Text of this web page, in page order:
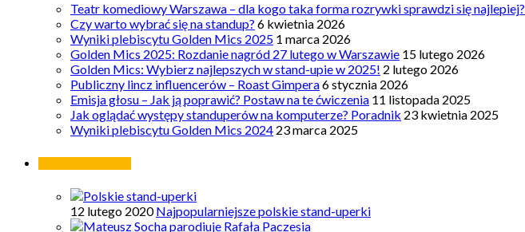
Teatr komediowy Warszawa – dla kogo taka forma rozrywki sprawdzi się najlepiej?
Czy warto wybrać się na standup? 6 kwietnia 2026
Wyniki plebiscytu Golden Mics 2025 1 marca 2026
Golden Mics 2025: Rozdanie nagród 27 lutego w Warszawie 15 lutego 2026
Golden Mics: Wybierz najlepszych w stand-upie w 2025! 2 lutego 2026
Publiczny lincz influencerów – Roast Gimpera6 stycznia 2026
Emisja głosu – Jak ją poprawić? Postaw na te ćwiczenia 11 listopada 2025
Jak oglądać występy standuperów na komputerze? Poradnik 23 kwietnia 2025
Wyniki plebiscytu Golden Mics 2024 23 marca 2025
12 lutego 2020 Najpopularniejsze polskie stand-uperki